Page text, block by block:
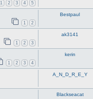
1 2 3 4 5
1 2
Bestpaul
1 2 3
ak3141
1 2 3 4
kerin
A_N_D_R_E_Y
Blackseacat